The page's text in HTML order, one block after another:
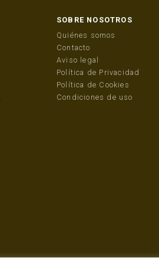
SOBRE NOSOTROS
Quiénes somos
Contacto
Aviso legal
Política de Privacidad
Política de Cookies
Condiciones de uso